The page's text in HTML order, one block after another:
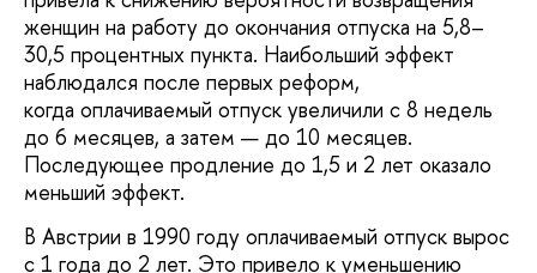
женщин на работу до окончания отпуска на 5,8–
30,5 процентных пункта. Наибольший эффект
наблюдался после первых реформ,
когда оплачиваемый отпуск увеличили с 8 недель
до 6 месяцев, а затем — до 10 месяцев.
Последующее продление до 1,5 и 2 лет оказало
меньший эффект.
В Австрии в 1990 году оплачиваемый отпуск вырос
с 1 года до 2 лет. Это привело к уменьшению